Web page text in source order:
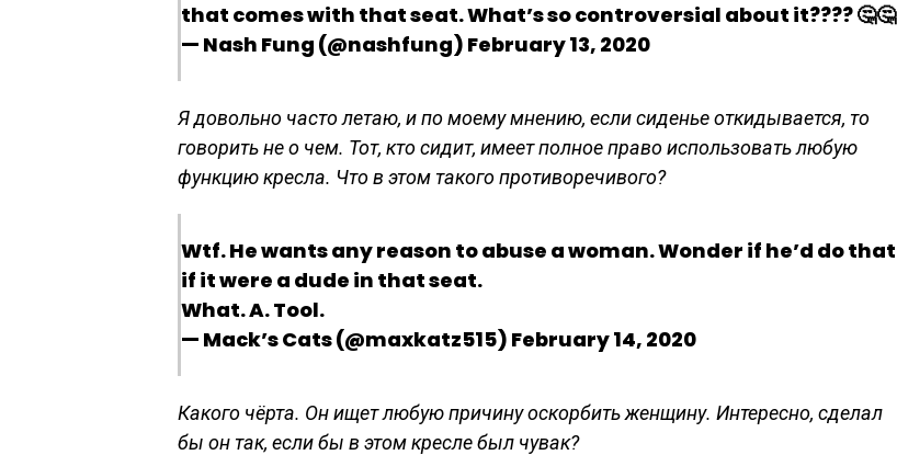
that comes with that seat. What’s so controversial about it???? 🤔🤔
— Nash Fung (@nashfung) February 13, 2020
Я довольно часто летаю, и по моему мнению, если сиденье откидывается, то
говорить не о чем. Тот, кто сидит, имеет полное право использовать любую
функцию кресла. Что в этом такого противоречивого?
Wtf. He wants any reason to abuse a woman. Wonder if he’d do that
if it were a dude in that seat.
What. A. Tool.
— Mack’s Cats (@maxkatz515) February 14, 2020
Какого чёрта. Он ищет любую причину оскорбить женщину. Интересно, сделал
бы он так, если бы в этом кресле был чувак?